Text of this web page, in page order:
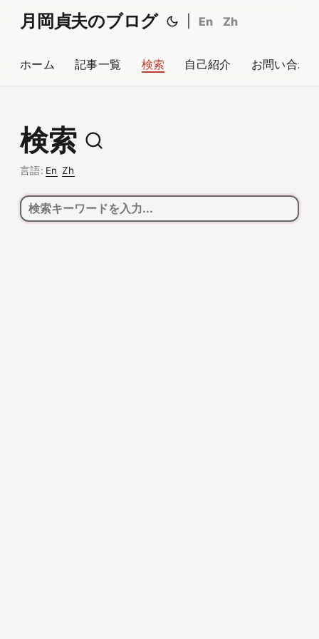
月岡貞夫のブログ En Zh
ホーム 記事一覧 検索 自己紹介 お問い合わ
検索
言語: En Zh